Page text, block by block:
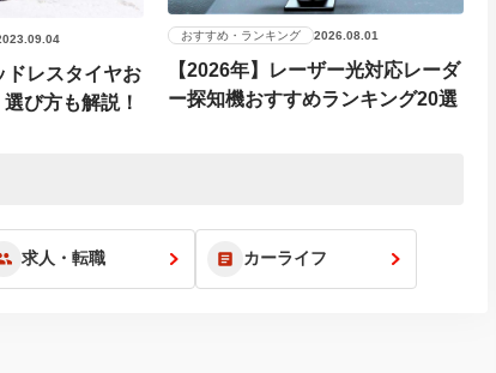
ドレスタイヤお
び方も解説！
おすすめ・ランキング 2026.08.01
【2026年】レーザー光対応レーダ
ー探知機おすすめランキング20選
求人・転職 カーライフ